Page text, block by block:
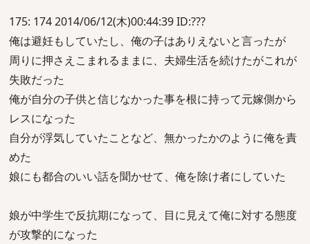
175: 174 2014/06/12(木)00:44:39 ID:???
俺は避妊もしていたし、俺の子はありえないと言ったが
周りに押さえこまれるままに、夫婦生活を続けたがこれが
失敗だった
俺が自分の子供と信じなかった事を根に持って元嫁側から
レスになった
自分が浮気していたことなど、無かったかのように俺を責
めた
娘にも都合のいい話を聞かせて、俺を除け者にしていた
娘が中学生で反抗期になって、目に見えて俺に対する態度
が攻撃的になった